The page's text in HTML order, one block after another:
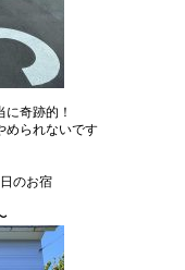
奇跡的！
められないです
のお宿